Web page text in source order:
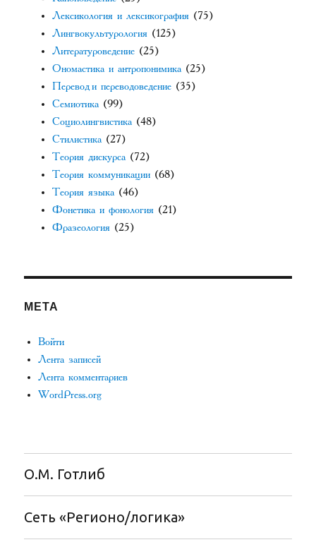
Лексикология и лексикография (75)
Лингвокультурология (125)
Литературоведение (25)
Ономастика и антропонимика (25)
Перевод и переводоведение (35)
Семиотика (99)
Социолингвистика (48)
Стилистика (27)
Теория дискурса (72)
Теория коммуникации (68)
Теория языка (46)
Фонетика и фонология (21)
Фразеология (25)
МЕТА
Войти
Лента записей
Лента комментариев
WordPress.org
О.М. Готлиб
Сеть «Регионо/логика»